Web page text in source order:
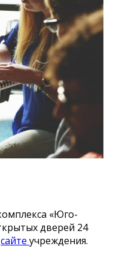
«Юго-
дверей 24
сайте учреждения.